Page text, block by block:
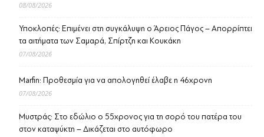
08/08/2026
Υποκλοπές: Επιμένει στη συγκάλυψη ο Άρειος Πάγος – Απορρίπτει
τα αιτήματα των Σαμαρά, Σπίρτζη και Κουκάκη
07/08/2026
Marfin: Προθεσμία για να απολογηθεί έλαβε η 46χρονη
07/08/2026
Μυστράς: Στο εδώλιο ο 55χρονος για τη σορό του πατέρα του
στον καταψύκτη – Δικάζεται στο αυτόφωρο